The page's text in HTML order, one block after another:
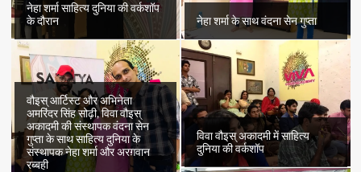
नेहा शर्मा साहित्य दुनिया की वर्कशॉप
के दौरान
नेहा शर्मा के साथ वंदना सेन गुप्ता
वौइस् आर्टिस्ट और अभिनेता
अमरिंदर सिंह सोढ़ी, विवा वौइस्
अकादमी की संस्थापक वंदना सेन
गुप्ता के साथ साहित्य दुनिया के
संस्थापक नेहा शर्मा और अरग़वान
रब्बही
विवा वौइस् अकादमी में साहित्य
दुनिया की वर्कशॉप